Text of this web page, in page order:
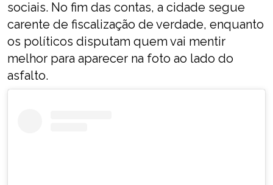
sociais. No fim das contas, a cidade segue
carente de fiscalização de verdade, enquanto
os políticos disputam quem vai mentir
melhor para aparecer na foto ao lado do
asfalto.